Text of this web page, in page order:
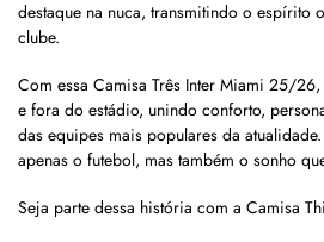
destaque na nuca, transmitindo o espírito
clube.
Com essa Camisa Três Inter Miami 25/
e fora do estádio, unindo conforto,
das equipes mais populares da
apenas o futebol, mas também o sonho
Seja parte dessa história com a Camisa